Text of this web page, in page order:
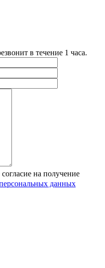
в течение 1 часа.
на получение
данных